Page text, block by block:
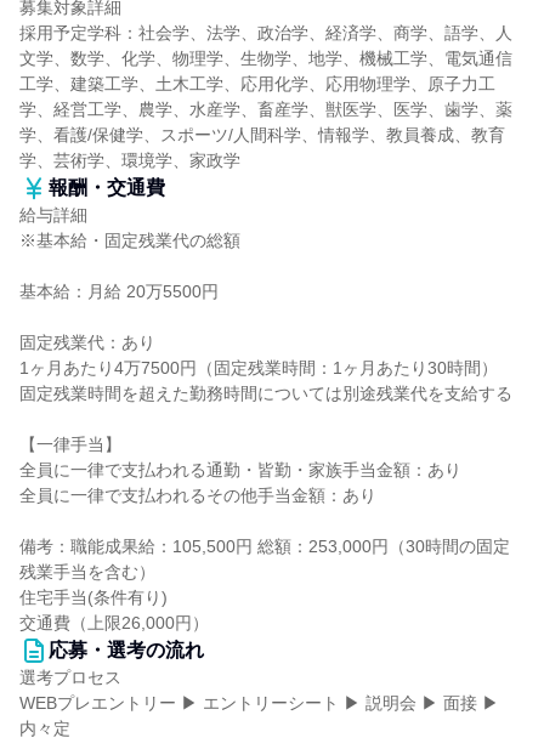
募集対象詳細
採用予定学科：社会学、法学、政治学、経済学、商学、語学、人
文学、数学、化学、物理学、生物学、地学、機械工学、電気通信
工学、建築工学、土木工学、応用化学、応用物理学、原子力工
学、経営工学、農学、水産学、畜産学、獣医学、医学、歯学、薬
学、看護/保健学、スポーツ/人間科学、情報学、教員養成、教育
学、芸術学、環境学、家政学
報酬・交通費
給与詳細
※基本給・固定残業代の総額
基本給：月給 20万5500円
固定残業代：あり
1ヶ月あたり4万7500円（固定残業時間：1ヶ月あたり30時間）
固定残業時間を超えた勤務時間については別途残業代を支給する
【一律手当】
全員に一律で支払われる通勤・皆勤・家族手当金額：あり
全員に一律で支払われるその他手当金額：あり
備考：職能成果給：105,500円 総額：253,000円（30時間の固定
残業手当を含む）
住宅手当(条件有り)
交通費（上限26,000円）
応募・選考の流れ
選考プロセス
WEBプレエントリー ▶ エントリーシート ▶ 説明会 ▶ 面接 ▶
内々定